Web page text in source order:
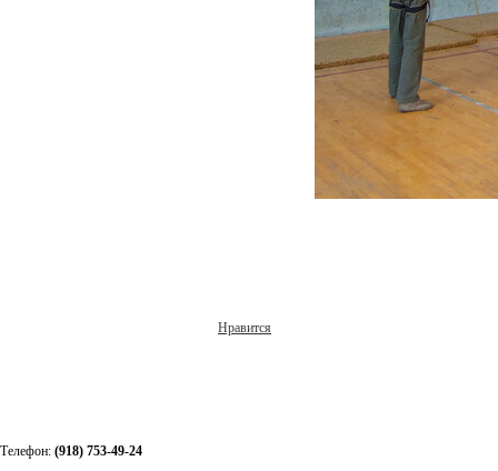
Нравится
Телефон: (918) 753-49-24